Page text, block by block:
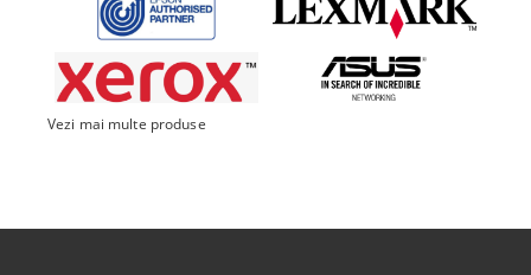
Vezi mai multe produse